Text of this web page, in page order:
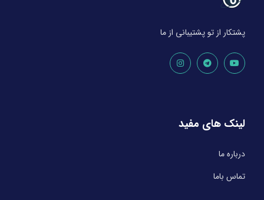
پشتکار از تو پشتیبانی از ما
لینک های مفید
درباره ما
تماس باما